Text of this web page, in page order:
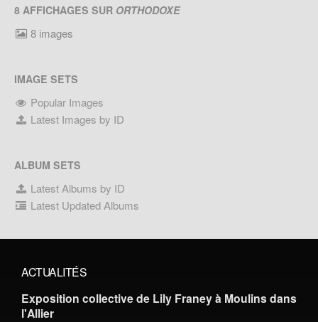
8 AFFICHAGES SUR ORTHODOXE
8 images
IMAGE SETS
Popular Images
Latest Images by ID
ALBUM SETS
Latest Albums by ID
Latest Updated Albums
ACTUALITÉS
Exposition collective de Lily Franey à Moulins dans
l'Allier